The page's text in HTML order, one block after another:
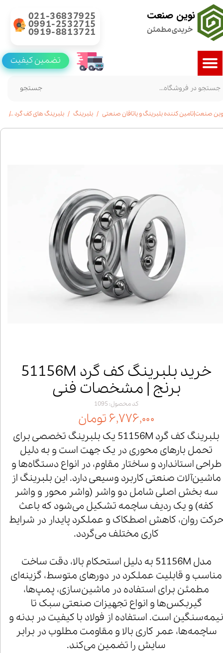
نوین صنعت
خریدی مطمئن
021-36837925
0991-2532715
0919-8813721
جستجو
تضمین کیفیت
صنعت|تامین کننده بلبرینگ و یاتاقان صنعتی بلبرینگ بلبرینگ های کف گرد
خرید بلبرینگ کف گرد 51156M
برنج | مشخصات فنی
کد محصول: 1095
۶,۷۷۶,۰۰۰ تومان
بلبرینگ کف گرد 51156M یک بلبرینگ تخصصی برای
تحمل بارهای محوری در یک جهت است و به دلیل
طراحی استاندارد و ساختار مقاوم، در انواع دستگاه‌ها و
ماشین‌آلات صنعتی کاربرد وسیعی دارد. این بلبرینگ از
سه بخش اصلی شامل دو واشر (واشر محور و واشر
کفه) و یک ردیف ساچمه تشکیل می‌شود که باعث
روان، کاهش اصطکاک و عملکرد پایدار در شرایط
کاری مختلف می‌گردد.
مدل 51156M به دلیل استحکام بالا، دقت ساخت
مناسب و قابلیت عملکرد در دورهای متوسط، گزینه‌ای
مطمئن برای استفاده در ماشین‌سازی، پمپ‌ها،
گیربکس‌ها و انواع تجهیزات صنعتی سبک تا
است. استفاده از فولاد با کیفیت در بدنه و
ساچمه‌ها، عمر کاری بالا و مقاومت مطلوب در برابر
سایش را تضمین می‌کند.